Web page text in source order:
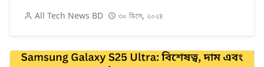
All Tech News BD ৩০ ডিসে, ২০২৪